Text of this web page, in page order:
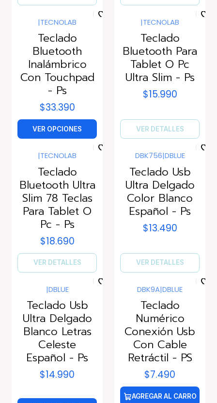
|TECNOLAB
Teclado
Bluetooth
Inalámbrico
Con Touchpad
- Ps
$33.390
VER OPCIONES
|TECNOLAB
Teclado
Bluetooth Para
Tablet O Pc
Ultra Slim - Ps
$15.990
VER DETALLES
|TECNOLAB
Teclado
Bluetooth Ultra
Slim 78 Teclas
Para Tablet O
Pc - Ps
$18.690
VER DETALLES
DBK756|DBLUE
Teclado Usb
Ultra Delgado
Color Blanco
Español - Ps
$13.490
VER DETALLES
|DBLUE
Teclado Usb
Ultra Delgado
Blanco Letras
Celeste
Español - Ps
$14.990
DBK9A|DBLUE
Teclado
Numérico
Conexión Usb
Con Cable
Retráctil - PS
$7.490
AGREGAR AL CARRO